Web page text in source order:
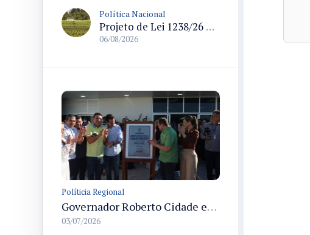
Política Nacional
Projeto de Lei 1238/26 propõe validação automática do Cadastro Ambiental Rural para imóveis de até quatro módulos fiscais
06/08/2026
Políticia Regional
Governador Roberto Cidade entrega readequação do ambulatório da FCecon e amplia capacidade de atendimento oncológico em Manaus
03/07/2026